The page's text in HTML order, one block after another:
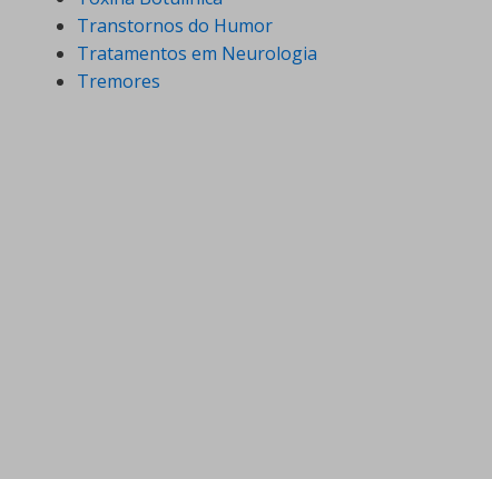
Transtornos do Humor
Tratamentos em Neurologia
Tremores